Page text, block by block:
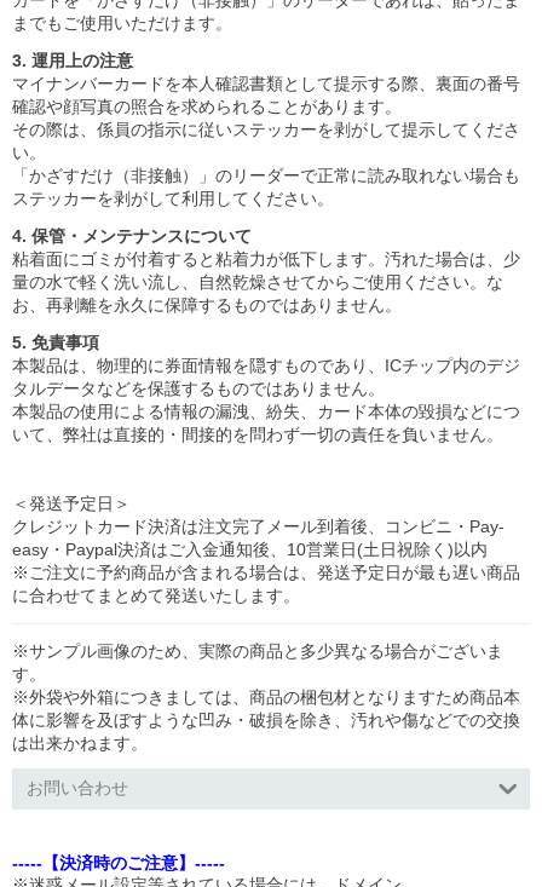
までもご使用いただけます。
3. 運用上の注意
マイナンバーカードを本人確認書類として提示する際、裏面の番号
確認や顔写真の照合を求められることがあります。
その際は、係員の指示に従いステッカーを剥がして提示してくださ
い。
「かざすだけ（非接触）」のリーダーで正常に読み取れない場合も
ステッカーを剥がして利用してください。
4. 保管・メンテナンスについて
粘着面にゴミが付着すると粘着力が低下します。汚れた場合は、少
量の水で軽く洗い流し、自然乾燥させてからご使用ください。な
お、再剥離を永久に保障するものではありません。
5. 免責事項
本製品は、物理的に券面情報を隠すものであり、ICチップ内のデジ
タルデータなどを保護するものではありません。
本製品の使用による情報の漏洩、紛失、カード本体の毀損などにつ
いて、弊社は直接的・間接的を問わず一切の責任を負いません。
＜発送予定日＞
クレジットカード決済は注文完了メール到着後、コンビニ・Pay-
easy・Paypal決済はご入金通知後、10営業日(土日祝除く)以内
※ご注文に予約商品が含まれる場合は、発送予定日が最も遅い商品
に合わせてまとめて発送いたします。
※サンプル画像のため、実際の商品と多少異なる場合がございま
す。
※外袋や外箱につきましては、商品の梱包材となりますため商品本
体に影響を及ぼすような凹み・破損を除き、汚れや傷などでの交換
は出来かねます。
お問い合わせ
-----【決済時のご注意】-----